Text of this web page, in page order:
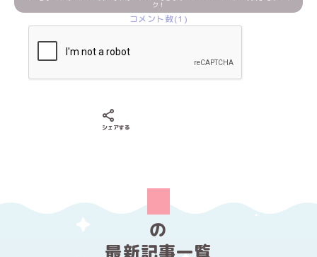
ク！
コメント数(1)
シェアする
の
最新記事一覧